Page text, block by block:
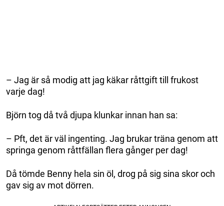
– Jag är så modig att jag käkar råttgift till frukost
varje dag!
Björn tog då två djupa klunkar innan han sa:
– Pft, det är väl ingenting. Jag brukar träna genom att
springa genom råttfällan flera gånger per dag!
Då tömde Benny hela sin öl, drog på sig sina skor och
gav sig av mot dörren.